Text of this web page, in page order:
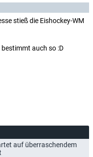
stieß die Eishockey-WM
auch so :D
auf überraschendem